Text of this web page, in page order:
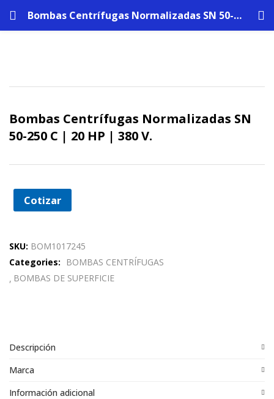
Bombas Centrífugas Normalizadas SN 50-250 C | 20 HP | 380 V.
Bombas Centrífugas Normalizadas SN
50-250 C | 20 HP | 380 V.
Cotizar
SKU: BOM1017245
Categories:
BOMBAS CENTRÍFUGAS
BOMBAS DE SUPERFICIE
Descripción
Marca
Información adicional